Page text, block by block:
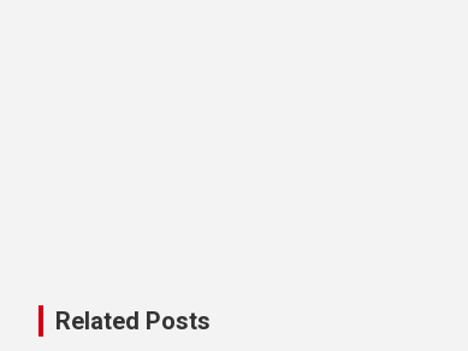
Related Posts